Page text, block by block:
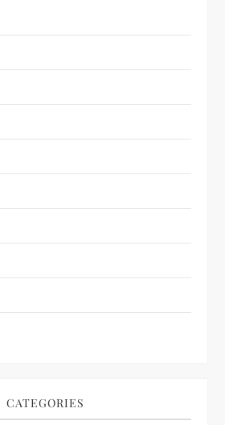
CATEGORIES